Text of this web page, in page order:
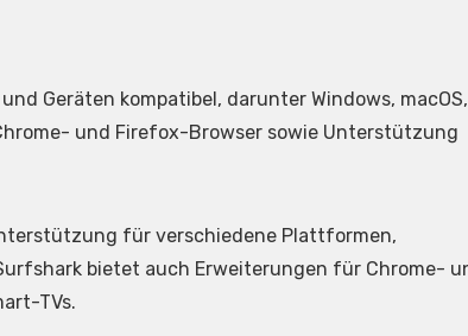
Geräten kompatibel, darunter Windows, macOS,
und Firefox-Browser sowie Unterstützung
für verschiedene Plattformen,
bietet auch Erweiterungen für Chrome-
TVs.